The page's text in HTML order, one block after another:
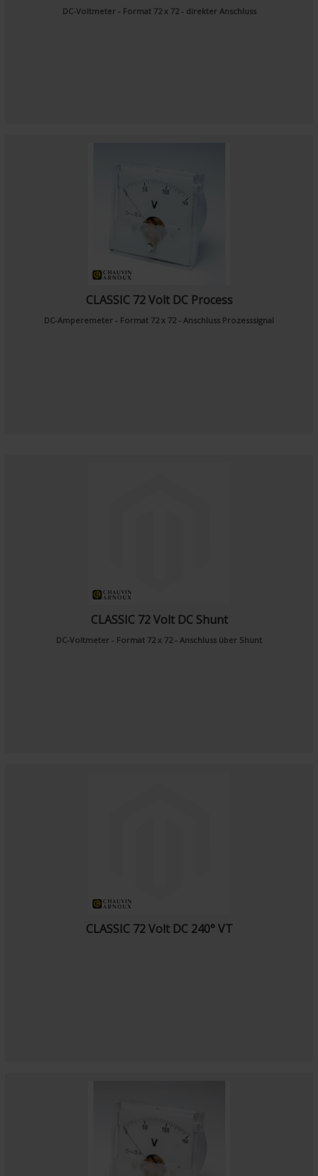
DC-Voltmeter - Format 72 x 72 - direkter Anschluss
CLASSIC 72 Volt DC Process
DC-Amperemeter - Format 72 x 72 - Anschluss Prozesssignal
CLASSIC 72 Volt DC Shunt
DC-Voltmeter - Format 72 x 72 - Anschluss über Shunt
CLASSIC 72 Volt DC 240° VT